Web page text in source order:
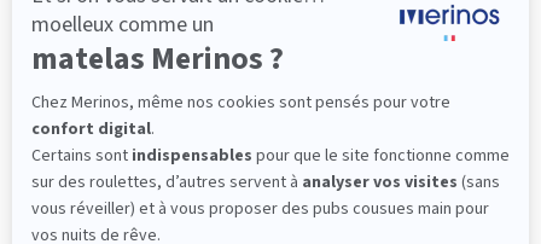
PENCIL
Grâce à ses 3 zones de confort, le sommier
Pencil vous assure tout son soutien. Avec les
épaules, le dos et le bassin qui reposent sur ses
lattes, vous évitez les douleurs au petit matin.